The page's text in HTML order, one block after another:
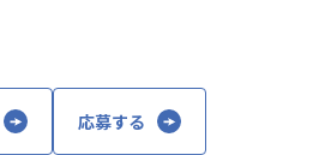
以内）
無： 有（月平均20時間）
応募する